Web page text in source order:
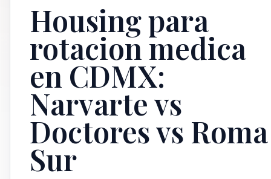
Housing para
rotacion medica
en CDMX:
Narvarte vs
Doctores vs Roma
Sur